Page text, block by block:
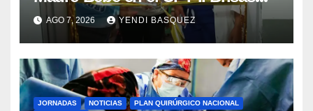
del Aeropuerto ​Inauguraron
Rincón
AGO 7, 2026 YENDI BASQUEZ
JORNADAS NOTICIAS
PLAN QUIRÚRGICO NACIONAL